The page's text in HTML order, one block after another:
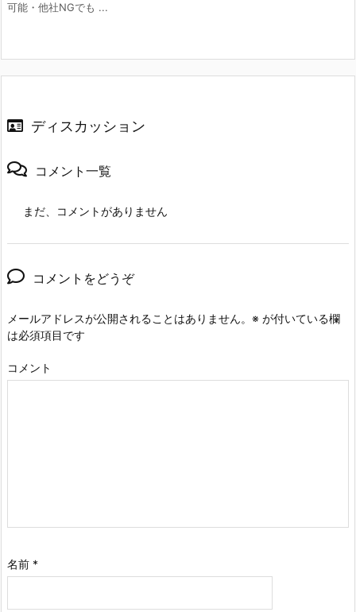
可能・他社NGでも ...
ディスカッション
コメント一覧
まだ、コメントがありません
コメントをどうぞ
メールアドレスが公開されることはありません。 ※ が付いている欄
は必須項目です
コメント
名前 *